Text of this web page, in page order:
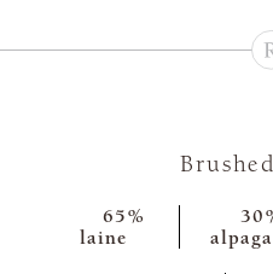
65%
laine
alpaga